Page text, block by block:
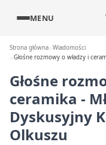
MENU
Strona główna Wiadomości
Głośne rozmowy o władzy i
Głośne
ceramika -
Dyskusyjny
Olkuszu